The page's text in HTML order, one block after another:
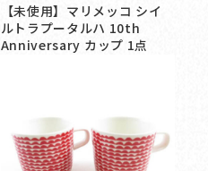
【未使用】マリメッコ シイ
ルトラプータルハ 10th
Anniversary カップ 1点